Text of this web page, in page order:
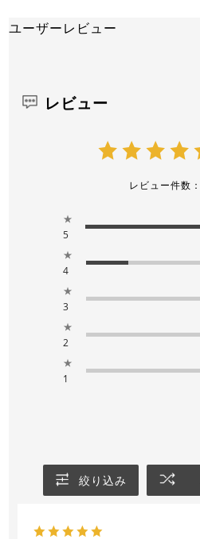
ユーザーレビュー
レビュー
レビュー件数：
★
5
★
4
★
3
★
2
★
1
絞り込み